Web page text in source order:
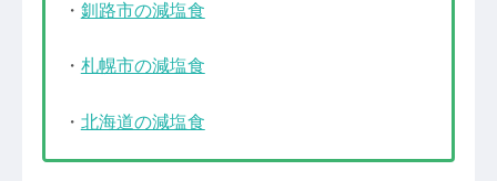
・ 釧路市の減塩食
・ 札幌市の減塩食
・ 北海道の減塩食